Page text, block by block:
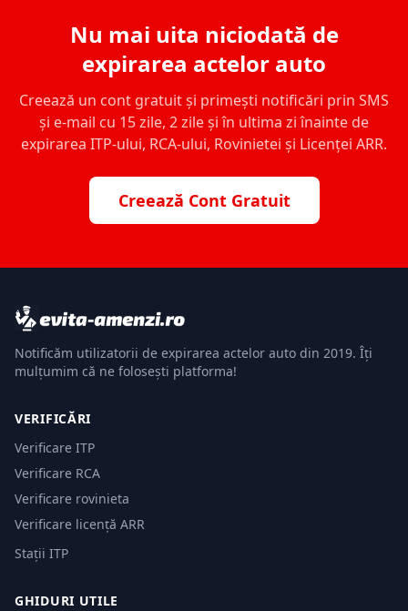
Nu mai uita niciodată de
expirarea actelor auto
Creează un cont gratuit și primești notificări prin SMS
și e-mail cu 15 zile, 2 zile și în ultima zi înainte de
expirarea ITP-ului, RCA-ului, Rovinietei și Licenței ARR.
Creează Cont Gratuit
Notificăm utilizatorii de expirarea actelor auto din 2019. Îți
mulțumim că ne folosești platforma!
VERIFICĂRI
Verificare ITP
Verificare RCA
Verificare rovinieta
Verificare licență ARR
Stații ITP
GHIDURI UTILE